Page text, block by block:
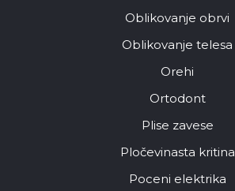
Oblikovanje obrvi
Oblikovanje telesa
Orehi
Ortodont
Plise zavese
Pločevinasta kritina
Poceni elektrika